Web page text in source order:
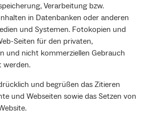
Verarbeitung bzw.
in Datenbanken oder anderen
und Systemen. Fotokopien und
Seiten für den privaten,
und nicht kommerziellen Gebrauch
werden.
und begrüßen das Zitieren
und Webseiten sowie das Setzen von